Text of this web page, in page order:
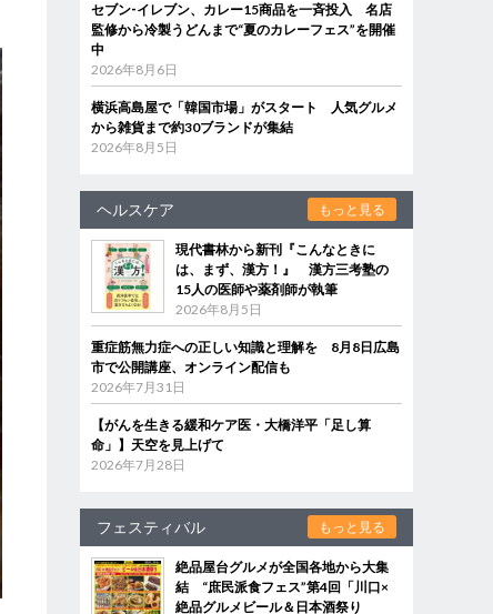
セブン‐イレブン、カレー15商品を一斉投入 名店
監修から冷製うどんまで“夏のカレーフェス”を開催
中
2026年8月6日
横浜高島屋で「韓国市場」がスタート 人気グルメ
から雑貨まで約30ブランドが集結
2026年8月5日
ヘルスケア もっと見る
現代書林から新刊『こんなときに
は、まず、漢方！』 漢方三考塾の
15人の医師や薬剤師が執筆
2026年8月5日
重症筋無力症への正しい知識と理解を 8月8日広島
市で公開講座、オンライン配信も
2026年7月31日
【がんを生きる緩和ケア医・大橋洋平「足し算
命」】天空を見上げて
2026年7月28日
フェスティバル もっと見る
絶品屋台グルメが全国各地から大集
結 “庶民派食フェス”第4回「川口×
絶品グルメビール＆日本酒祭り